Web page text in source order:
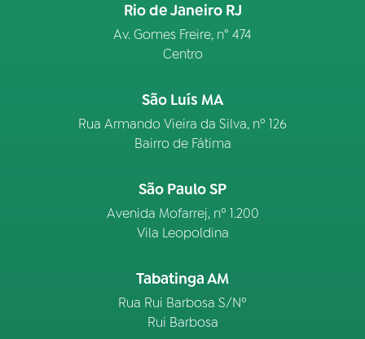
Rio de Janeiro RJ
Av. Gomes Freire, n° 474
Centro
São Luís MA
Rua Armando Vieira da Silva, nº 126
Bairro de Fátima
São Paulo SP
Avenida Mofarrej, nº 1.200
Vila Leopoldina
Tabatinga AM
Rua Rui Barbosa S/Nº
Rui Barbosa